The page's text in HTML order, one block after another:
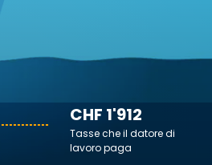
CHF 1'912
Tasse che il datore di
lavoro paga